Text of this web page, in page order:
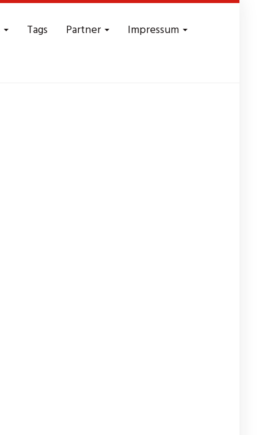
Tags Partner Impressum